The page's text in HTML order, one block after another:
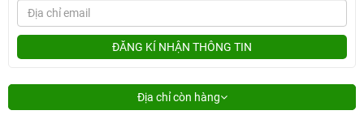
ĐĂNG KÍ NHẬN THÔNG TIN
Địa chỉ còn hàng